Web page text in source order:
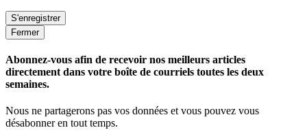
Fermer
Abonnez-vous afin de recevoir nos meilleurs articles
directement dans votre boîte de courriels toutes les deux
semaines.
Nous ne partagerons pas vos données et vous pouvez vous
désabonner en tout temps.